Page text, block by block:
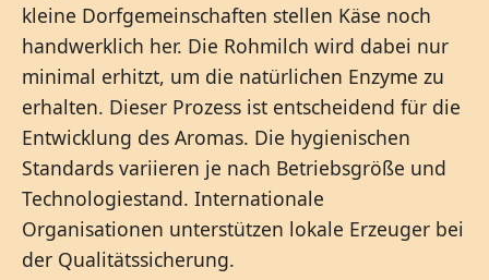
kleine Dorfgemeinschaften stellen Käse noch
handwerklich her. Die Rohmilch wird dabei nur
minimal erhitzt, um die natürlichen Enzyme zu
erhalten. Dieser Prozess ist entscheidend für die
Entwicklung des Aromas. Die hygienischen
Standards variieren je nach Betriebsgröße und
Technologiestand. Internationale
Organisationen unterstützen lokale Erzeuger bei
der Qualitätssicherung.